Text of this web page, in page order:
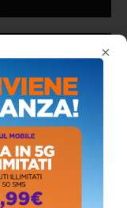
×